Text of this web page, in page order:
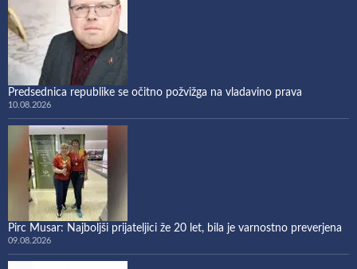
Predsednica republike se očitno požvižga na vladavino prava
10.08.2026
Pirc Musar: Najboljši prijateljici že 20 let, bila je varnostno preverjena
09.08.2026